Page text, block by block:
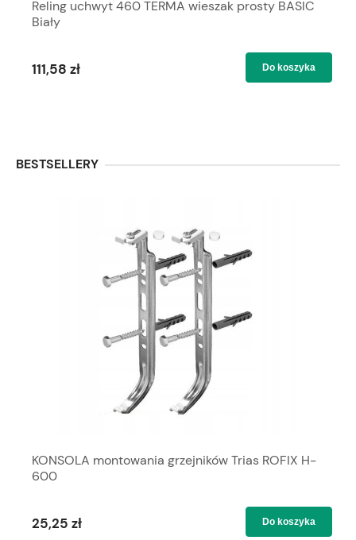
Reling uchwyt 460 TERMA wieszak prosty BASIC
Biały
111,58 zł Do koszyka
BESTSELLERY
KONSOLA montowania grzejników Trias ROFIX H-
600
25,25 zł Do koszyka